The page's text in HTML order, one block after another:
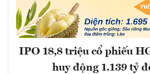
IPO 18,8 triệu cổ phiếu
huy động 1.139 tỷ